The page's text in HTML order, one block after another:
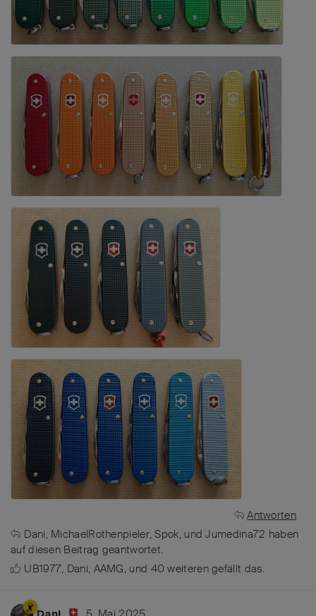
Antworten
Dani, MichaelRothenpieler,Spok, undJumedina72 haben
auf diesen Beitrag geantwortet.
UB1977, Dani, AAMG, und 40 weiterengefällt das.